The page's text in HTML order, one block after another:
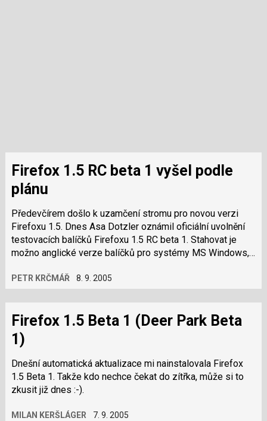
Firefox 1.5 RC beta 1 vyšel podle
plánu
Předevčírem došlo k uzamčení stromu pro novou verzi
Firefoxu 1.5. Dnes Asa Dotzler oznámil oficiální uvolnění
testovacích balíčků Firefoxu 1.5 RC beta 1. Stahovat je
možno anglické verze balíčků pro systémy MS Windows,
PETR KRČMÁŘ 8. 9. 2005
Firefox 1.5 Beta 1 (Deer Park Beta
1)
Dnešní automatická aktualizace mi nainstalovala Firefox
1.5 Beta 1. Takže kdo nechce čekat do zítřka, může si to
zkusit již dnes :-).
MILAN KERŠLÁGER 7. 9. 2005